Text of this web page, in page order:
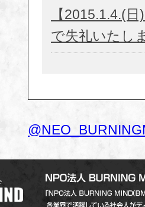
【2015.1.4.(
で失礼いたし